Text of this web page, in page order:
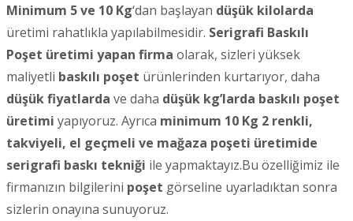
Minimum 5 ve 10 Kg‘dan başlayan düşük kilolarda
üretimi rahatlıkla yapılabilmesidir. Serigrafi Baskılı
Poşet üretimi yapan firma olarak, sizleri yüksek
maliyetli baskılı poşet ürünlerinden kurtarıyor, daha
düşük fiyatlarda ve daha düşük kg’larda baskılı poşet
üretimi yapıyoruz. Ayrıca minimum 10 Kg 2 renkli,
takviyeli, el geçmeli ve mağaza poşeti üretimide
serigrafi baskı tekniği ile yapmaktayız.Bu özelliğimiz ile
firmanızın bilgilerini poşet görseline uyarladıktan sonra
sizlerin onayına sunuyoruz.